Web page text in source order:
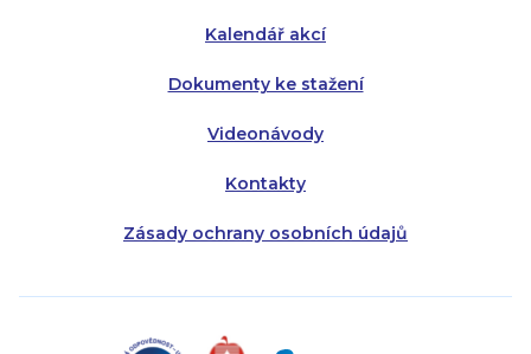
Kalendář akcí
Dokumenty ke stažení
Videonávody
Kontakty
Zásady ochrany osobních údajů